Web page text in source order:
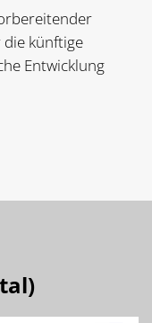
künftige
Entwicklung